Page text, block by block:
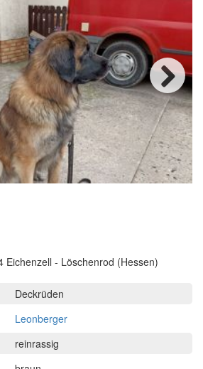
Next
Eichenzell - Löschenrod (Hessen)
Deckrüden
Leonberger
reinrassig